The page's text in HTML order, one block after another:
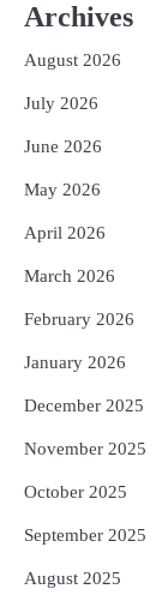
5
Archives
August 2026
July 2026
June 2026
May 2026
April 2026
March 2026
February 2026
January 2026
December 2025
November 2025
October 2025
September 2025
August 2025